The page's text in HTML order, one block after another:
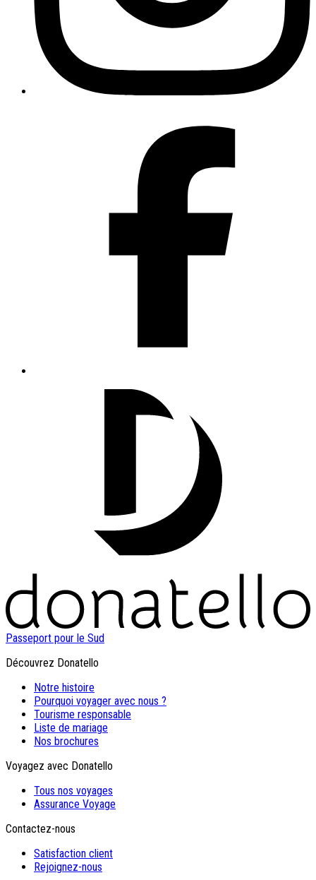
Passeport pour le Sud
Découvrez Donatello
Notre histoire
Pourquoi voyager avec nous ?
Tourisme responsable
Liste de mariage
Nos brochures
Voyagez avec Donatello
Tous nos voyages
Assurance Voyage
Contactez-nous
Satisfaction client
Rejoignez-nous